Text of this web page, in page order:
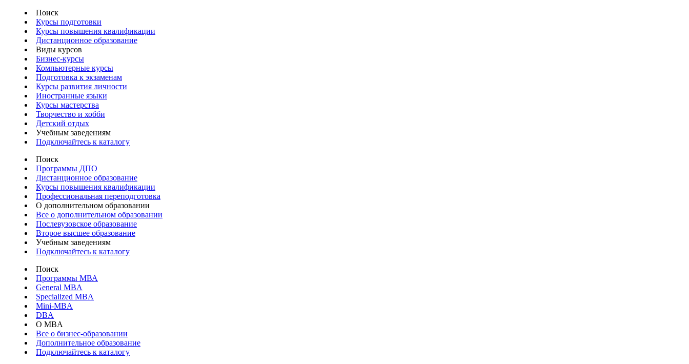
Поиск
Курсы подготовки
Курсы повышения квалификации
Дистанционное образование
Виды курсов
Бизнес-курсы
Компьютерные курсы
Подготовка к экзаменам
Курсы развития личности
Иностранные языки
Курсы мастерства
Творчество и хобби
Детский отдых
Учебным заведениям
Подключайтесь к каталогу
Поиск
Программы ДПО
Дистанционное образование
Курсы повышения квалификации
Профессиональная переподготовка
О дополнительном образовании
Все о дополнительном образовании
Послевузовское образование
Второе высшее образование
Учебным заведениям
Подключайтесь к каталогу
Поиск
Программы МВА
General MBA
Specialized MBA
Mini-MBA
DBA
О MBA
Все о бизнес-образовании
Дополнительное образование
Подключайтесь к каталогу